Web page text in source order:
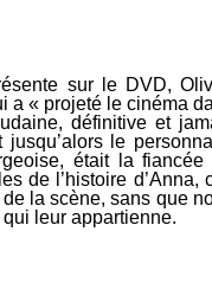
sur le DVD,
a « projeté le cinéma
définitive et
le
était la fiancée
de l’histoire d’Anna,
la scène, sans que
leur appartienne.